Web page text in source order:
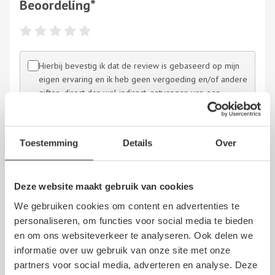
Toestemming Details Over
Deze website maakt gebruik van cookies
We gebruiken cookies om content en advertenties te
personaliseren, om functies voor social media te bieden
en om ons websiteverkeer te analyseren. Ook delen we
informatie over uw gebruik van onze site met onze
partners voor social media, adverteren en analyse. Deze
Beoordeling*
Hierbij bevestig ik dat de review is gebaseerd op mijn
eigen ervaring en ik heb geen vergoeding en/of andere
giften, direct dan wel indirect, ontvangen van een
persoon dan wel derden, om dit bedrijf te beoordelen.
algemene
overeenkomstige toepassing.
Er zijn nog geen recensies geschreven over Gebr. Van
Dam. Schrijf nu alseerste een review!